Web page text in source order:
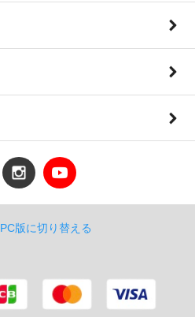
PC版に切り替える